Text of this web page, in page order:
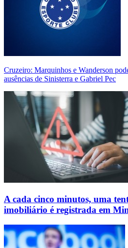
Cruzeiro: Marquinhos e Wanderson
ausências de Sinisterra e Gabriel Pec
A cada cinco minutos, uma
imobiliário é registrada em